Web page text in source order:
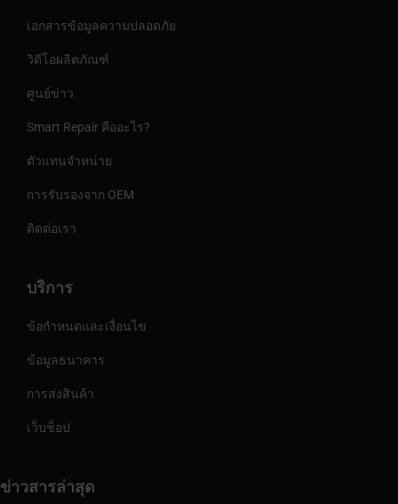
เอกสารข้อมูลความปลอดภัย
วิดีโอผลิตภัณฑ์
ศูนย์ข่าว
Smart Repair คืออะไร?
ตัวแทนจำหน่าย
การรับรองจาก OEM
ติดต่อเรา
บริการ
ข้อกำหนดและเงื่อนไข
ข้อมูลธนาคาร
การส่งสินค้า
เว็บช็อป
ข่าวสารล่าสุด